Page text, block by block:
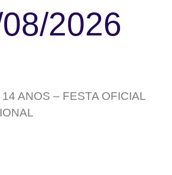
2026
ANOS – FESTA OFICIAL